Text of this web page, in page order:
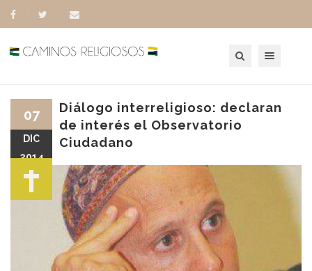
Diálogo interreligioso: declaran
de interés el Observatorio
Ciudadano
07
DIC
2014